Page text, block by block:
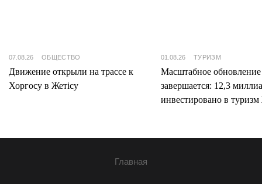
07.08.26 ОБЩЕСТВО
Движение открыли на трассе к
Хоргосу в Жетісу
01.08.26 ТУРИЗМ
Масштабное
завершается: 12,3
инвестировано в туризм
Главная